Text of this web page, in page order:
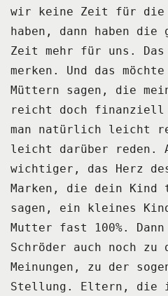
wir keine Zeit für die
haben, dann haben die
Zeit mehr für uns.
merken.
Und das
Müttern sagen, die
reicht doch finanziell
man natürlich leicht
leicht darüber reden.
wichtiger, das Herz
Marken, die dein Kind
sagen, ein kleines
Mutter fast 100%.
Schröder auch noch
Meinungen, zu der
Stellung.
Eltern, die